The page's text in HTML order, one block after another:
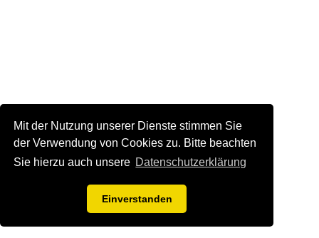
Mit der Nutzung unserer Dienste stimmen Sie
der Verwendung von Cookies zu. Bitte beachten
Sie hierzu auch unsere Datenschutzerklärung
Einverstanden